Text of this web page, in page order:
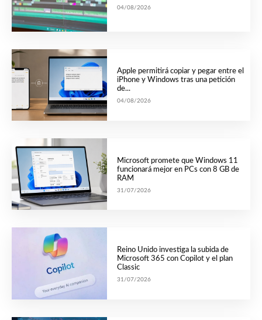
04/08/2026
Apple permitirá copiar y pegar entre el
iPhone y Windows tras una petición
de...
04/08/2026
Microsoft promete que Windows 11
funcionará mejor en PCs con 8 GB de
RAM
31/07/2026
Reino Unido investiga la subida de
Microsoft 365 con Copilot y el plan
Classic
31/07/2026